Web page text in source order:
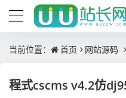
当前位置： 首页 网站源码
程式cscms v4.2仿